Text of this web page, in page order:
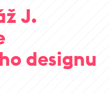
J.
designu